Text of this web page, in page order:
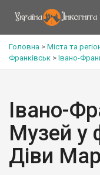
Головна > Міста та
Франківськ > Івано-
Івано-
Музей у
Діви